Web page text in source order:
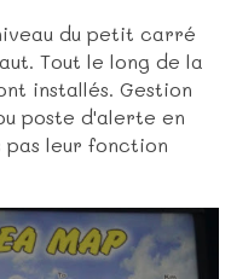
du petit carré
Tout le long de la
installés. Gestion
poste d'alerte en
pas leur fonction